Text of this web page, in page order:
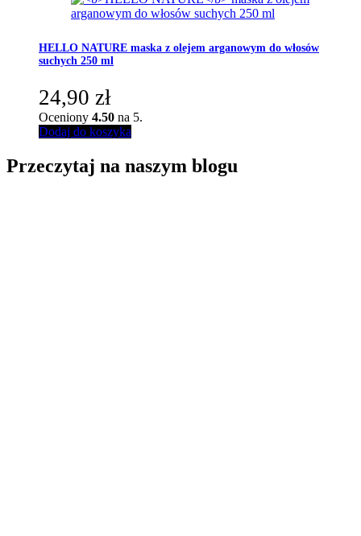
HELLO NATURE maska z olejem arganowym do włosów
suchych 250 ml
24,90 zł
Oceniony 4.50 na 5.
Dodaj do koszyka
Przeczytaj na naszym blogu